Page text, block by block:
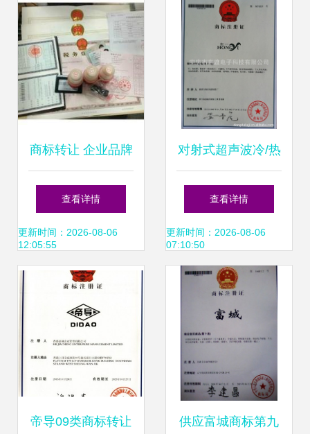
商标转让 企业品牌
价值流转的关键环
节
查看详情
更新时间：2026-08-06
12:05:55
对射式超声波冷/热
量表专利与7-11类
家电商标转让项目
详情
查看详情
更新时间：2026-08-06
07:10:50
帝导09类商标转让 供应富城商标第九